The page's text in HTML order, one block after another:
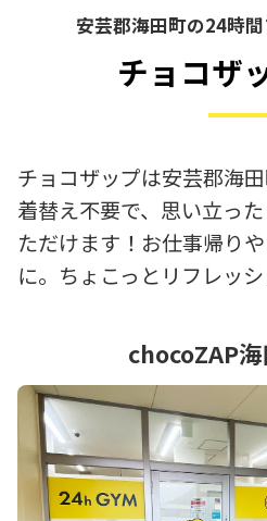
安芸郡海田町の24時
チョコザ
チョコザップは安芸郡海
着替え不要で、思い立っ
ただけます！お仕事帰り
に。ちょこっとリフレッシ
chocoZAP